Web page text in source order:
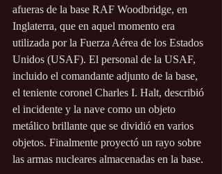
afueras de la base RAF Woodbridge, en
Inglaterra, que en aquel momento era
utilizada por la Fuerza Aérea de los Estados
Unidos (USAF). El personal de la USAF,
incluido el comandante adjunto de la base,
el teniente coronel Charles I. Halt, describió
el incidente y la nave como un objeto
metálico brillante que se dividió en varios
objetos. Finalmente proyectó un rayo sobre
las armas nucleares almacenadas en la base.